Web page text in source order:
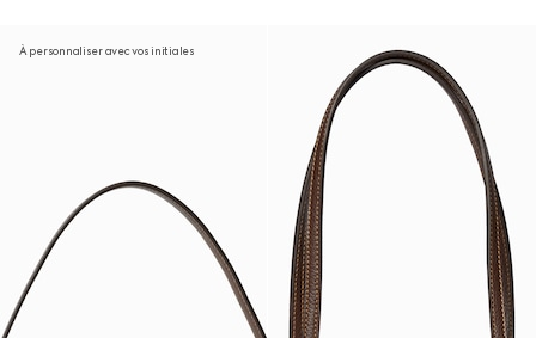
À personnaliser avec vos initiales